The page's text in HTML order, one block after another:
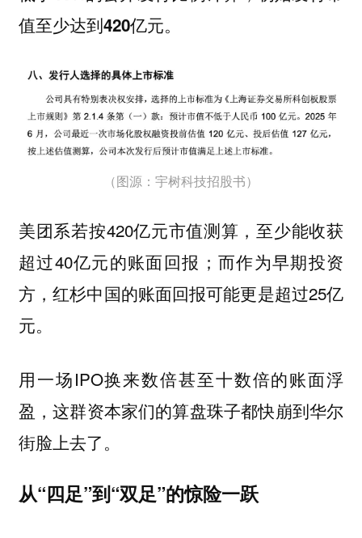
值至少达到420亿元。
（图源：宇树科技招股书）
美团系若按420亿元市值测算，至少能收获
超过40亿元的账面回报；而作为早期投资
方，红杉中国的账面回报可能更是超过25亿
元。
用一场IPO换来数倍甚至十数倍的账面浮
盈，这群资本家们的算盘珠子都快崩到华尔
街脸上去了。
从“四足”到“双足”的惊险一跃